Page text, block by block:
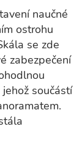
naučné
ostrohu
se zde
zabezpečení
součástí